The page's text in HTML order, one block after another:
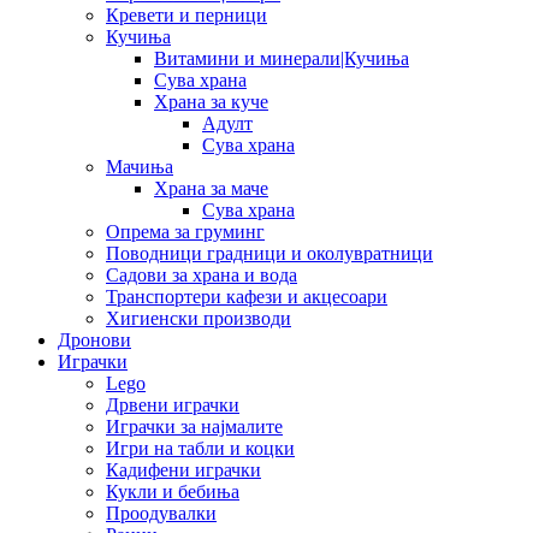
Кревети и перници
Кучиња
Витамини и минерали|Кучиња
Сува храна
Храна за куче
Адулт
Сува храна
Мачиња
Храна за маче
Сува храна
Опрема за груминг
Поводници градници и околувратници
Садови за храна и вода
Транспортери кафези и акцесоари
Хигиенски производи
Дронови
Играчки
Lego
Дрвени играчки
Играчки за најмалите
Игри на табли и коцки
Кадифени играчки
Кукли и бебиња
Проодувалки